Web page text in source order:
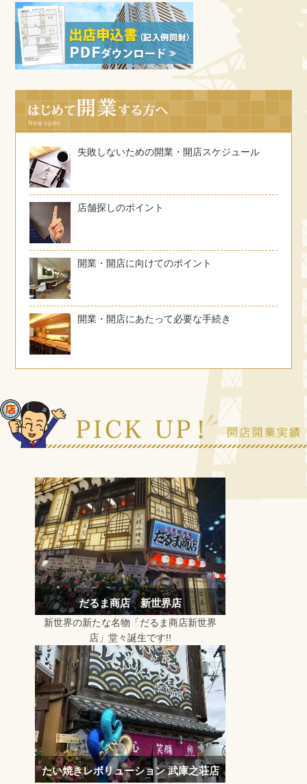
失敗しないための開業・開店スケジュール
店舗探しのポイント
開業・開店に向けてのポイント
開業・開店にあたって必要な手続き
だるま商店 新世界店
新世界の新たな名物「だるま商店新世界
店」堂々誕生です!!
たい焼きレボリューション 武庫之荘店